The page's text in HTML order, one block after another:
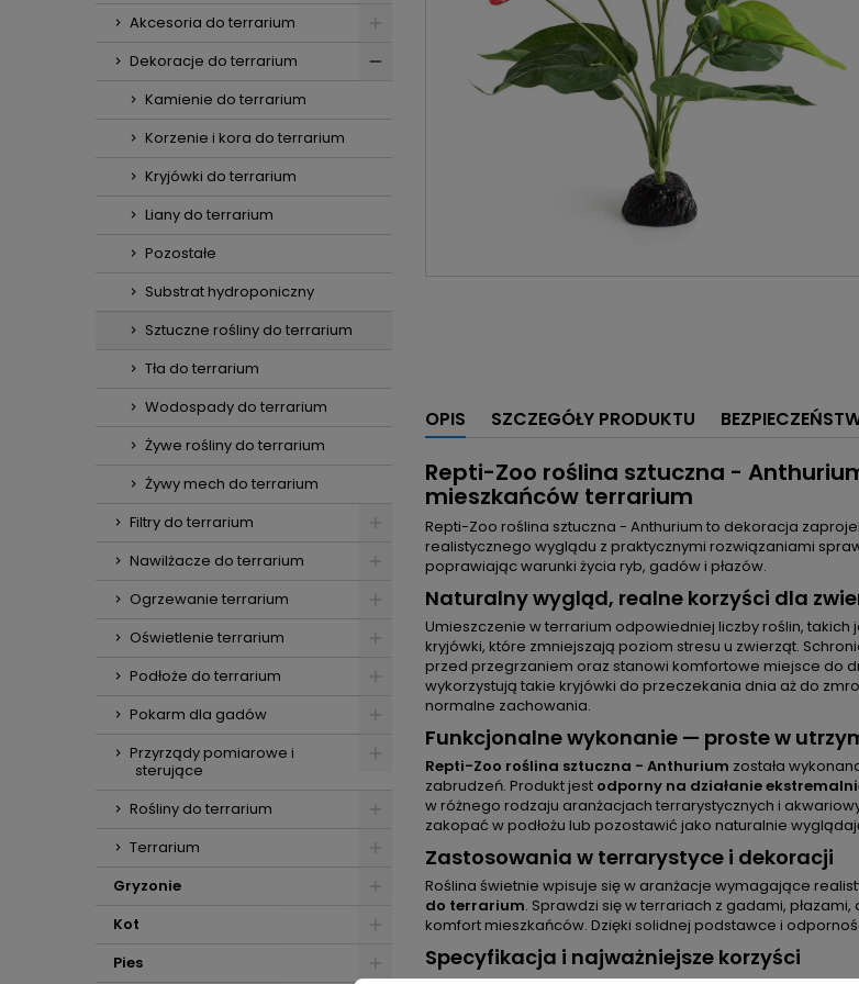
Akcesoria do terrarium
Dekoracje do terrarium
Kamienie do terrarium
Korzenie i kora do terrarium
Kryjówki do terrarium
Liany do terrarium
Pozostałe
Substrat hydroponiczny
Sztuczne rośliny do terrarium
Tła do terrarium
Wodospady do terrarium
Żywe rośliny do terrarium
Żywy mech do terrarium
Filtry do terrarium
Nawilżacze do terrarium
Ogrzewanie terrarium
Oświetlenie terrarium
Podłoże do terrarium
Pokarm dla gadów
Przyrządy pomiarowe i
sterujące
Rośliny do terrarium
Terrarium
Gryzonie
Kot
Pies
OPIS SZCZEGÓŁY PRODUKTU
Repti-Zoo roślina sztuczna -
mieszkańców terrarium
Repti-Zoo roślina sztuczna - Anthurium to dekoracja
realistycznego wyglądu z praktycznymi rozwiązaniami
poprawiając warunki życia ryb, gadów i płazów.
Naturalny wygląd, realne korzyści dla
Umieszczenie w terrarium odpowiedniej liczby roślin, takich
kryjówki, które zmniejszają poziom stresu u zwierząt.
przed przegrzaniem oraz stanowi komfortowe miejsce do
wykorzystują takie kryjówki do przeczekania dnia aż do
normalne zachowania.
Funkcjonalne wykonanie — proste w
Repti-Zoo roślina sztuczna - Anthurium została
zabrudzeń. Produkt jest odporny na działanie
w różnego rodzaju aranżacjach terrarystycznych i
zakopać w podłożu lub pozostawić jako naturalnie
Zastosowania w terrarystyce i dekoracji
Roślina świetnie wpisuje się w aranżacje wymagające
do terrarium. Sprawdzi się w terrariach z gadami,
komfort mieszkańców. Dzięki solidnej podstawce i
Specyfikacja i najważniejsze korzyści